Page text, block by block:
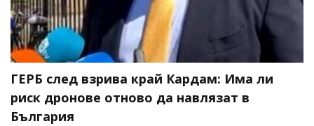
ГЕРБ след взрива край Кардам: Има ли
риск дронове отново да навлязат в
България